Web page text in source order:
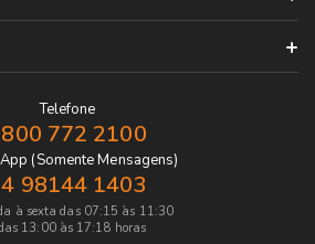
Telefone
772 2100
(Somente Mensagens)
98144 1403
à sexta das 07:15 às 11:30
13:00 às 17:18 horas